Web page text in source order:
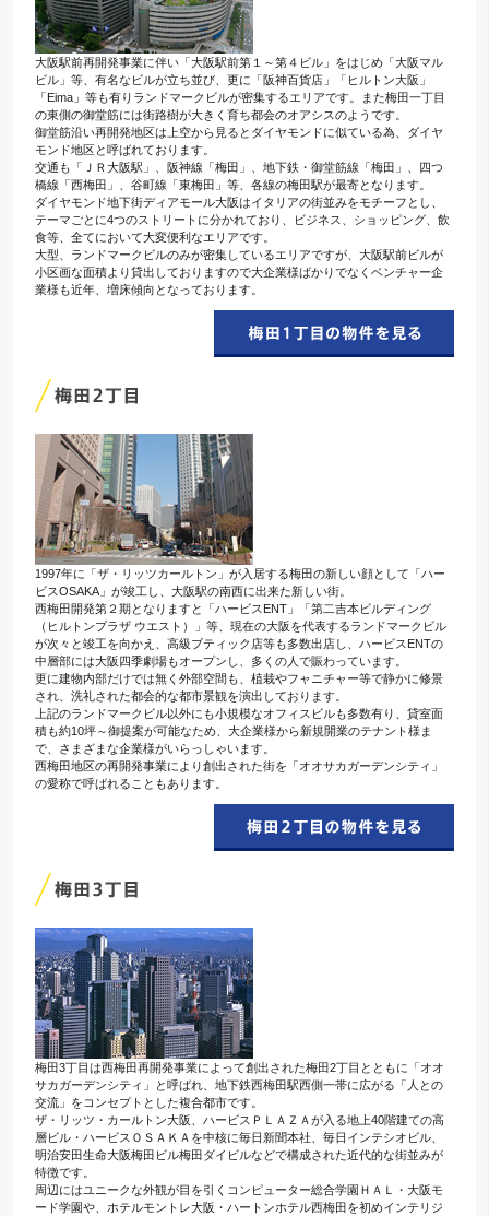
大阪駅前再開発事業に伴い「大阪駅前第１～第４ビル」をはじめ「大阪マル
ビル」等、有名なビルが立ち並び、更に「阪神百貨店」「ヒルトン大阪」
「Eima」等も有りランドマークビルが密集するエリアです。また梅田一丁目
の東側の御堂筋には街路樹が大きく育ち都会のオアシスのようです。
御堂筋沿い再開発地区は上空から見るとダイヤモンドに似ている為、ダイヤ
モンド地区と呼ばれております。
交通も「ＪＲ大阪駅」、阪神線「梅田」、地下鉄・御堂筋線「梅田」、四つ
橋線「西梅田」、谷町線「東梅田」等、各線の梅田駅が最寄となります。
ダイヤモンド地下街ディアモール大阪はイタリアの街並みをモチーフとし、
テーマごとに4つのストリートに分かれており、ビジネス、ショッピング、飲
食等、全てにおいて大変便利なエリアです。
大型、ランドマークビルのみが密集しているエリアですが、大阪駅前ビルが
小区画な面積より貸出しておりますので大企業様ばかりでなくベンチャー企
業様も近年、増床傾向となっております。
1997年に「ザ・リッツカールトン」が入居する梅田の新しい顔として「ハー
ビスOSAKA」が竣工し、大阪駅の南西に出来た新しい街。
西梅田開発第２期となりますと「ハービスENT」「第二吉本ビルディング
（ヒルトンプラザ ウエスト）」等、現在の大阪を代表するランドマークビル
が次々と竣工を向かえ、高級ブティック店等も多数出店し、ハービスENTの
中層部には大阪四季劇場もオープンし、多くの人で賑わっています。
更に建物内部だけでは無く外部空間も、植栽やフャニチャー等で静かに修景
され、洗礼された都会的な都市景観を演出しております。
上記のランドマークビル以外にも小規模なオフィスビルも多数有り、貸室面
積も約10坪～御提案が可能なため、大企業様から新規開業のテナント様ま
で、さまざまな企業様がいらっしゃいます。
西梅田地区の再開発事業により創出された街を「オオサカガーデンシティ」
の愛称で呼ばれることもあります。
梅田3丁目は西梅田再開発事業によって創出された梅田2丁目とともに「オオ
サカガーデンシティ」と呼ばれ、地下鉄西梅田駅西側一帯に広がる「人との
交流」をコンセプトとした複合都市です。
ザ・リッツ・カールトン大阪、ハービスＰＬＡＺＡが入る地上40階建ての高
層ビル・ハービスＯＳＡＫＡを中核に毎日新聞本社、毎日インテシオビル、
明治安田生命大阪梅田ビル梅田ダイビルなどで構成された近代的な街並みが
特徴です。
周辺にはユニークな外観が目を引くコンピューター総合学園ＨＡＬ・大阪モ
ード学園や、ホテルモントレ大阪・ハートンホテル西梅田を初めインテリジ